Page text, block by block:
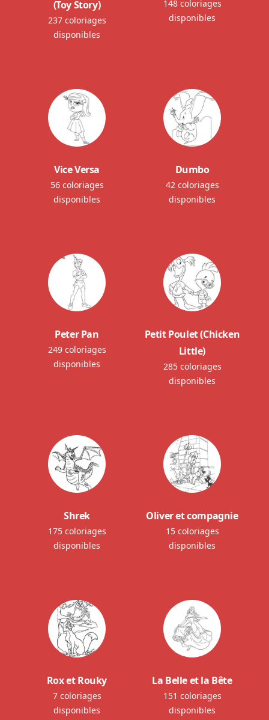
(Toy Story)
237 coloriages
disponibles
148 coloriages
disponibles
Vice Versa
56 coloriages
disponibles
Dumbo
42 coloriages
disponibles
Peter Pan
249 coloriages
disponibles
Petit Poulet (Chicken
Little)
285 coloriages
disponibles
Shrek
175 coloriages
disponibles
Oliver et compagnie
15 coloriages
disponibles
Rox et Rouky
7 coloriages
disponibles
La Belle et la Bête
151 coloriages
disponibles